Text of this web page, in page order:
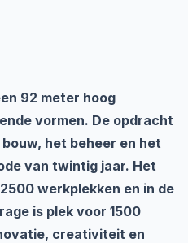
92 meter hoog
vormen. De opdracht
het beheer en het
van twintig jaar. Het
werkplekken en in de
is plek voor 1500
creativiteit en